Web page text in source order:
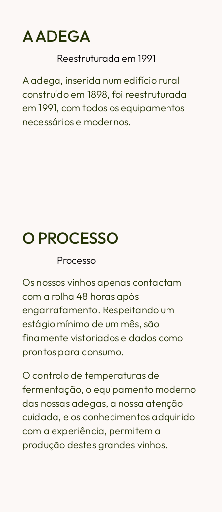
A ADEGA
Reestruturada em 1991
A adega, inserida num edifício rural
construído em 1898, foi reestruturada
em 1991, com todos os equipamentos
necessários e modernos.
O PROCESSO
Processo
Os nossos vinhos apenas contactam
com a rolha 48 horas após
engarrafamento. Respeitando um
estágio mínimo de um mês, são
finamente vistoriados e dados como
prontos para consumo.
O controlo de temperaturas de
fermentação, o equipamento moderno
das nossas adegas, a nossa atenção
cuidada, e os conhecimentos adquirido
com a experiência, permitem a
produção destes grandes vinhos.